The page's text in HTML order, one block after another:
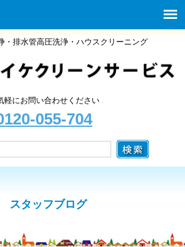
・排水管高圧洗浄・ハウスクリーニング
軽にお問い合わせください
055-704
スタッフブログ